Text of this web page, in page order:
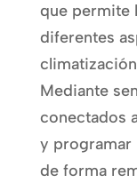
que permite
diferentes
Mediante
conectados
y programar
de forma